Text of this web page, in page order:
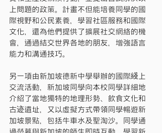
上問題的政策。計畫不但能培養同學的國
際視野和公民素養，學習社區服務和國際
文化，還為他們提供了擴展社交網絡的機
會，通過結交世界各地的朋友，增強語言
能力和溝通技巧。
另一項由新加坡德新中學舉辦的國際綫上
交流活動，新加坡同學向本校同學詳細地
介紹了當地獨特的地理形勢、飲食文化和
古迹遺址，又以虛擬方式帶領同學暢遊新
加坡景點，包括牛車水及聖淘沙。同學通